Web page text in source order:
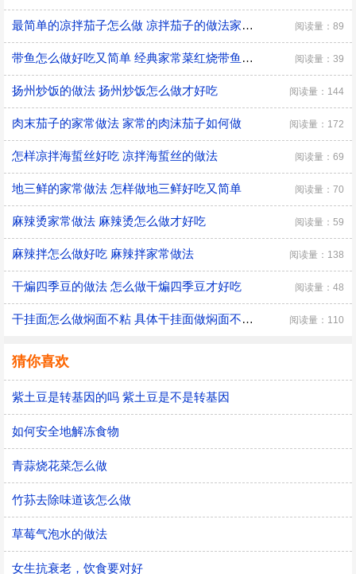
最简单的凉拌茄子怎么做 凉拌茄子的做法家常窍门 阅读量：89
带鱼怎么做好吃又简单 经典家常菜红烧带鱼的做法 阅读量：39
扬州炒饭的做法 扬州炒饭怎么做才好吃 阅读量：144
肉末茄子的家常做法 家常的肉沫茄子如何做 阅读量：172
怎样凉拌海蜇丝好吃 凉拌海蜇丝的做法 阅读量：69
地三鲜的家常做法 怎样做地三鲜好吃又简单 阅读量：70
麻辣烫家常做法 麻辣烫怎么做才好吃 阅读量：59
麻辣拌怎么做好吃 麻辣拌家常做法 阅读量：138
干煸四季豆的做法 怎么做干煸四季豆才好吃 阅读量：48
干挂面怎么做焖面不粘 具体干挂面做焖面不粘的方法 阅读量：110
猜你喜欢
紫土豆是转基因的吗 紫土豆是不是转基因
如何安全地解冻食物
青蒜烧花菜怎么做
竹荪去除味道该怎么做
草莓气泡水的做法
女生抗衰老，饮食要对好